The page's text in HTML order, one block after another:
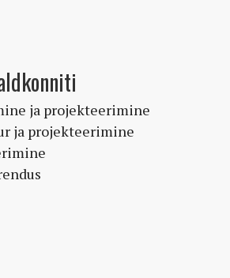
ja projekteerimine
ja projekteerimine